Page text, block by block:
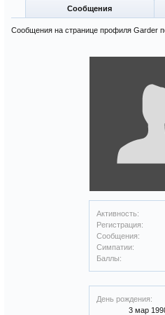
Активность:
Регистрация:
Сообщения:
Симпатии:
Баллы:
День рождения:
3 мар
Сообщения
Сообщения на странице профиля Garder